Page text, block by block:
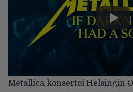
Metallica konsertoi Helsingin